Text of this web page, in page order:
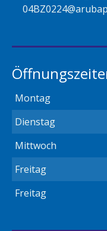
Montag
Dienstag
Mittwoch
Freitag
Freitag